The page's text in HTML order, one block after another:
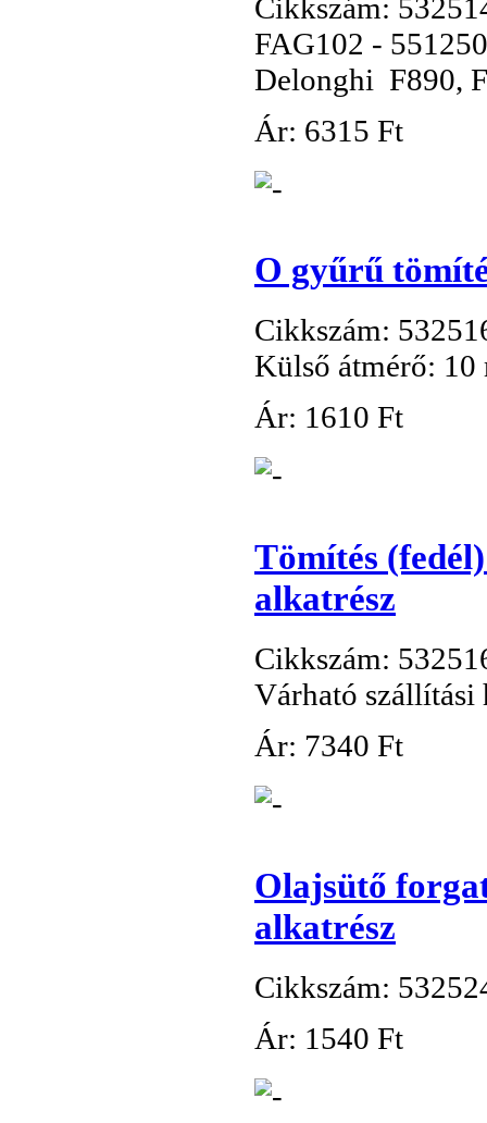
Cikkszám:
FAG102 -
Delonghi F890,
Ár: 6315 Ft
O gyűrű
Cikkszám:
Külső átmérő: 10
Ár: 1 610 Ft
Tömítés
alkatrész
Cikkszám:
Várható szállítási
Ár: 7340 Ft
Olajsütő
alkatrész
Cikkszám:
Ár: 1 540 Ft